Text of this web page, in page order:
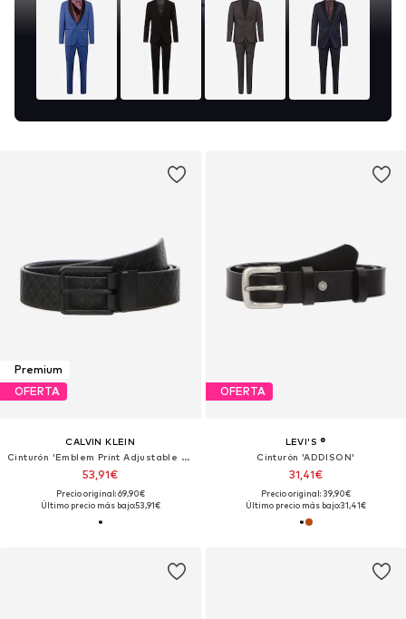
Premium
OFERTA
CALVIN KLEIN
Cinturón 'Emblem Print Adjustable Reversible'
53,91€
Precio original: 69,90€
Último precio más bajo:53,91€
OFERTA
LEVI'S ®
Cinturón 'ADDISON'
31,41€
Precio original: 39,90€
Último precio más bajo:31,41€